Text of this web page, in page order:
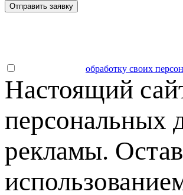
Отправить заявку
обработку своих
Настоящий
персональных
рекламы.